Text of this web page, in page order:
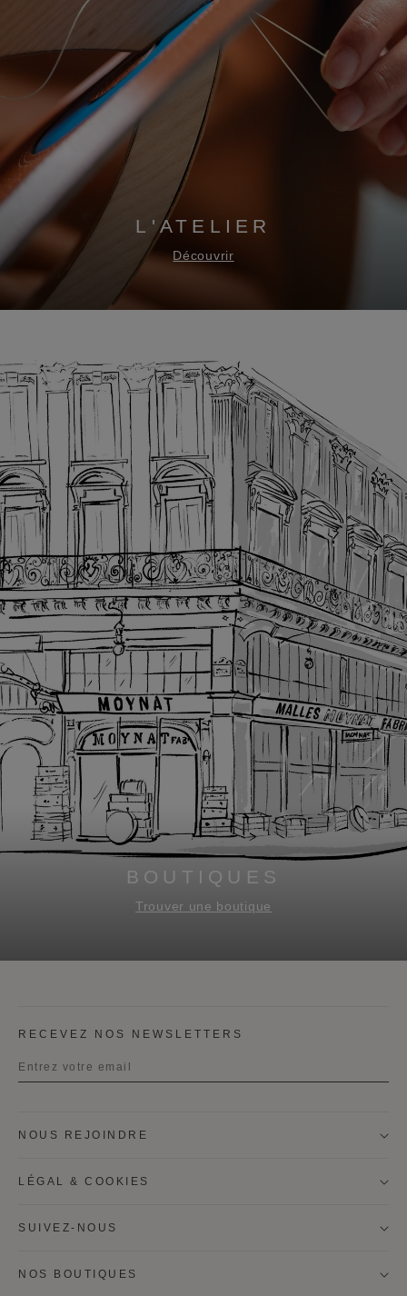
L'ATELIER
Découvrir
BOUTIQUES
Trouver une boutique
RECEVEZ NOS NEWSLETTERS
Prénom
Nom
Je souhaite être contacté par courrier pour recevoir la
NOS BOUTIQUES
NOUS REJOINDRE
LÉGAL & COOKIES
SUIVEZ-NOUS